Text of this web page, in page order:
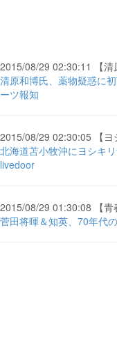
2015/08/29 02:30:11 【清
清原和博氏、薬物疑惑に
ーツ報知
2015/08/29 02:30:05 【ヨ
北海道苫小牧沖にヨシキ
livedoor
2015/08/29 01:30:08 【青
菅田将暉＆知英、70年代